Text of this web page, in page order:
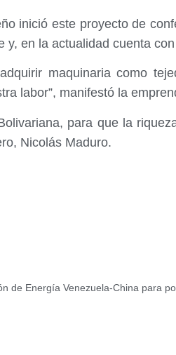
inició este proyecto de
en la actualidad cuenta
maquinaria como
labor”, manifestó la
para que la
Nicolás Maduro.